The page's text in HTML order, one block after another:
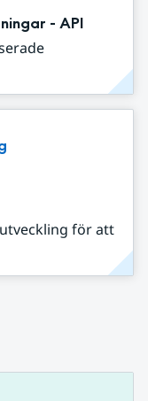
- API
för att